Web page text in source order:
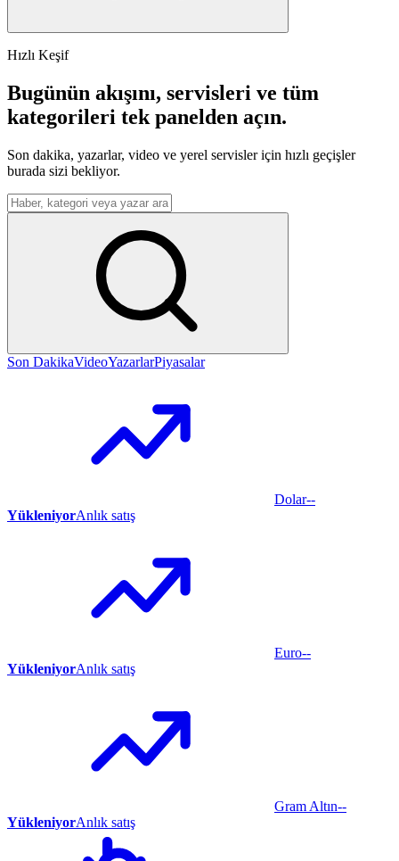
Hızlı Keşif
Bugünün akışını, servisleri ve tüm
kategorileri tek panelden açın.
Son dakika, yazarlar, video ve yerel servisler için hızlı geçişler
burada sizi bekliyor.
Menüden arama yap
Son DakikaVideoYazarlarPiyasalar
Dolar--
YükleniyorAnlık satış
Euro--
YükleniyorAnlık satış
Gram Altın--
YükleniyorAnlık satış